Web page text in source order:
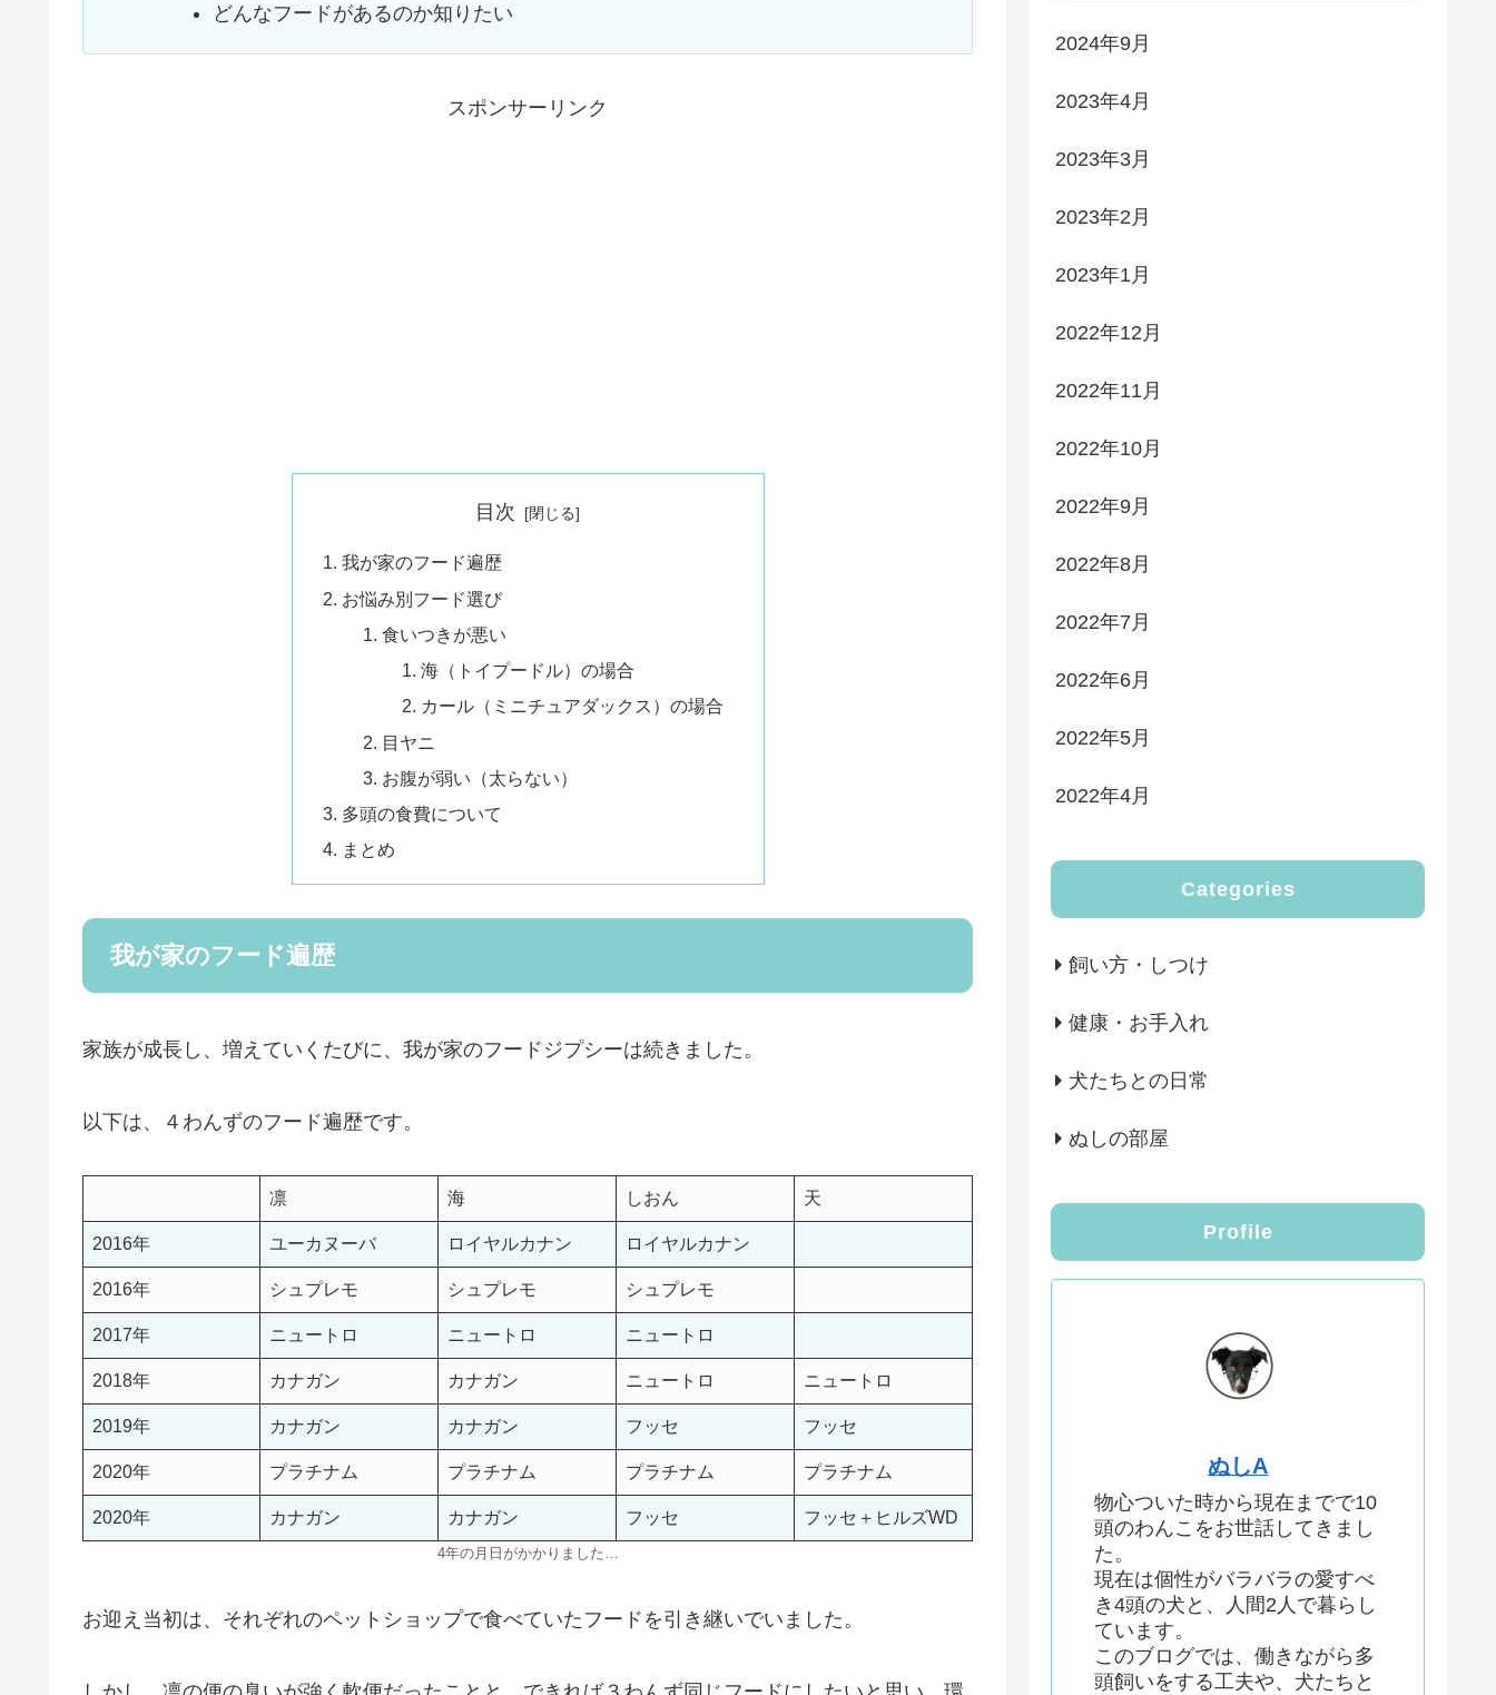
どんなフードがあるのか知りたい
スポンサーリンク
目次
我が家のフード遍歴
お悩み別フード選び
食いつきが悪い
海（トイプードル）の場合
カール（ミニチュアダックス）の場合
目ヤニ
お腹が弱い（太らない）
多頭の食費について
まとめ
我が家のフード遍歴
家族が成長し、増えていくたびに、我が家のフードジプシーは続きました。
以下は、４わんずのフード遍歴です。
凛 海 しおん 天
2016年 ユーカヌーバ ロイヤルカナン ロイヤルカナン
2016年 シュプレモ シュプレモ シュプレモ
2017年 ニュートロ ニュートロ ニュートロ
2018年 カナガン カナガン ニュートロ ニュートロ
2019年 カナガン カナガン フッセ フッセ
2020年 プラチナム プラチナム プラチナム プラチナム
2020年 カナガン カナガン フッセ フッセ＋ヒルズWD
4年の月日がかかりました…
お迎え当初は、それぞれのペットショップで食べていたフードを引き継いでいました。
2024年9月
2023年4月
2023年3月
2023年2月
2023年1月
2022年12月
2022年11月
2022年10月
2022年9月
2022年8月
2022年7月
2022年6月
2022年5月
2022年4月
Categories
飼い方・しつけ
健康・お手入れ
犬たちとの日常
ぬしの部屋
Profile
ぬしA
物心ついた時から現在までで10
頭のわんこをお世話してきまし
た。
現在は個性がバラバラの愛すべ
き4頭の犬と、人間2人で暮らし
ています。
このブログでは、働きながら多
頭飼いをする工夫や、犬たちと